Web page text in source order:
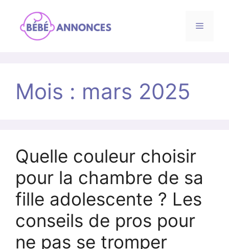
contenu
Menu
Mois : mars 2025
Quelle couleur choisir
pour la chambre de sa
fille adolescente ? Les
conseils de pros pour
ne pas se tromper